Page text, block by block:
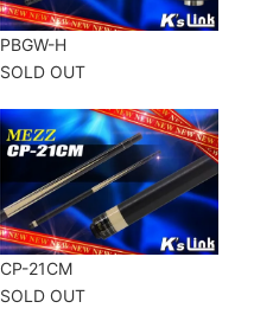
PBGW-H
SOLD OUT
CP-21CM
SOLD OUT